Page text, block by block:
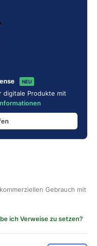
NEU
digitale Produkte mit
Gebrauch mit
ich Verweise zu setzen?